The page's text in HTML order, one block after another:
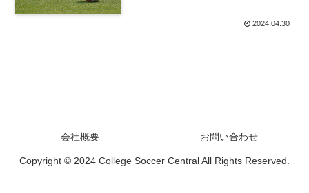
2024.04.30
会社概要 お問い合わせ
Copyright © 2024 College Soccer Central All Rights Reserved.